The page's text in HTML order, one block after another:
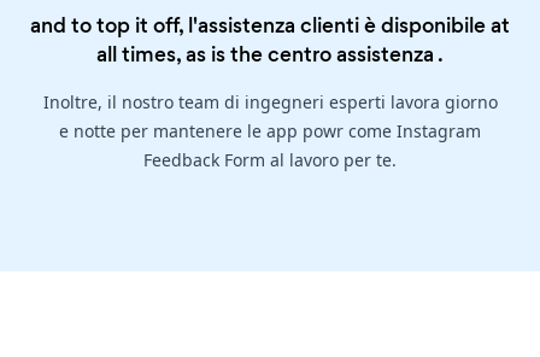
and to top it off, l'assistenza clienti è disponibile at
all times, as is thecentro assistenza .
Inoltre, il nostro team di ingegneri esperti lavora giorno
e notte per mantenere le app powr come Instagram
Feedback Form al lavoro per te.